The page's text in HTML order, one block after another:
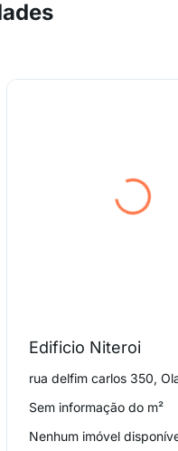
Edificio Niteroi
rua delfim carlos 350,
Sem informação do m²
Nenhum imóvel